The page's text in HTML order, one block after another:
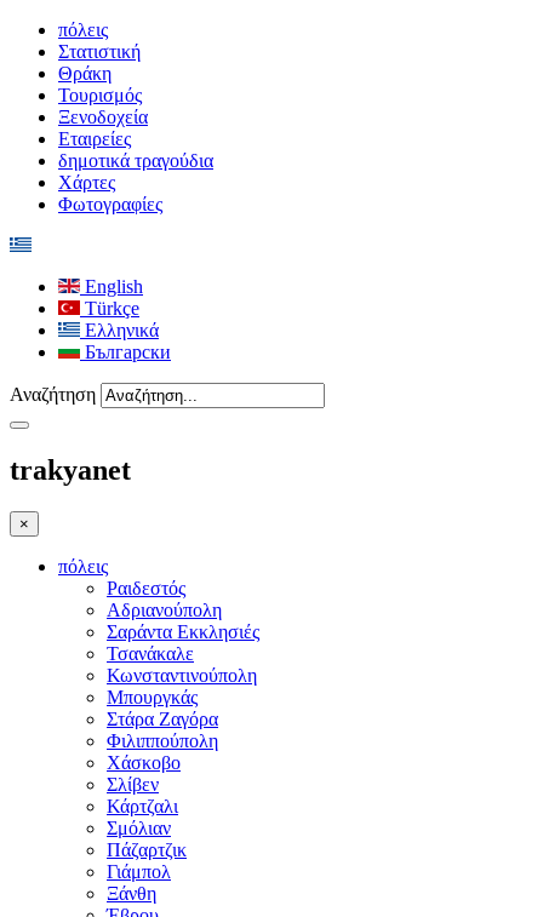
πόλεις
Στατιστική
Θράκη
Τουρισμός
Ξενοδοχεία
Εταιρείες
δημοτικά τραγούδια
Χάρτες
Φωτογραφίες
English
Türkçe
Ελληνικά
Български
Αναζήτηση
trakyanet
×
πόλεις
Ραιδεστός
Αδριανούπολη
Σαράντα Εκκλησιές
Τσανάκαλε
Κωνσταντινούπολη
Μπουργκάς
Στάρα Ζαγόρα
Φιλιππούπολη
Χάσκοβο
Σλίβεν
Κάρτζαλι
Σμόλιαν
Πάζαρτζικ
Γιάμπολ
Ξάνθη